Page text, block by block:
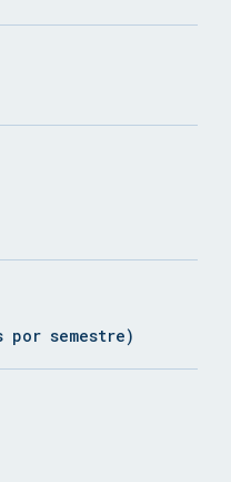
por semestre)